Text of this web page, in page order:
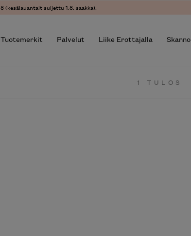
(kesälauantait suljettu 1.8. saakka).
Tuotemerkit Palvelut Liike Erottajalla Skanno
1 TULOS